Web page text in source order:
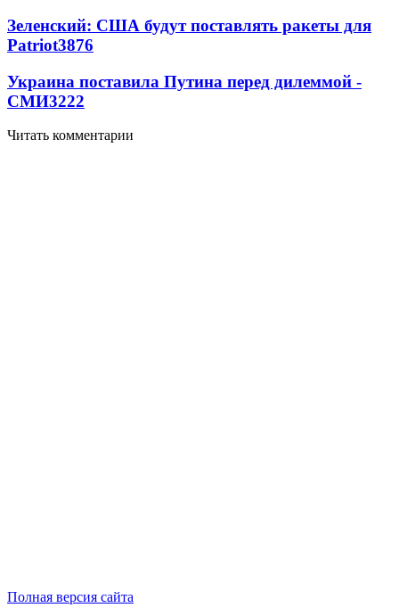
Зеленский: США будут поставлять ракеты для
Patriot3876
Украина поставила Путина перед дилеммой -
СМИ3222
Читать комментарии
Полная версия сайта